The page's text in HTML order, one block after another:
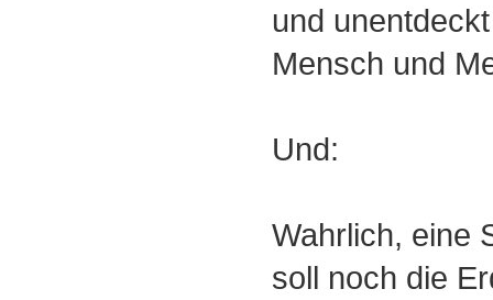
und
Mensch und
Und:
Wahrlich, eine
soll noch die